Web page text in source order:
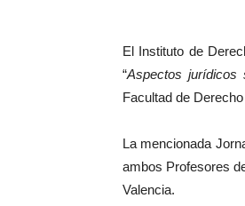
El Instituto de
“Aspectos
Facultad de
La mencionada
ambos Profesores
Valencia.